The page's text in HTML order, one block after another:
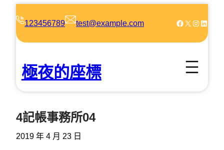
123456789 test@example.com Facebook X Instagram LinkedIn
極夜的座標
4記帳事務所04
2019 年 4 月 23 日